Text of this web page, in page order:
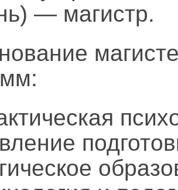
— магистр.